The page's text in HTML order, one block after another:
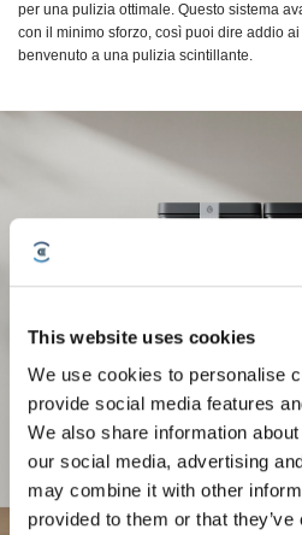
This website uses cookies
We use cookies to personalise
provide social media features
We also share information
our social media, advertising
may combine it with other
provided to them or that
per una pulizia ottimale. Questo sistema
con il minimo sforzo, così puoi dire addio
benvenuto a una pulizia scintillante.